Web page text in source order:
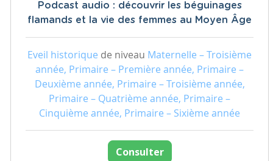
Podcast audio : découvrir les béguinages
flamands et la vie des femmes au Moyen Âge
Eveil historique de niveau Maternelle – Troisième
année, Primaire – Première année, Primaire –
Deuxième année, Primaire – Troisième année,
Primaire – Quatrième année, Primaire –
Cinquième année, Primaire – Sixième année
Consulter